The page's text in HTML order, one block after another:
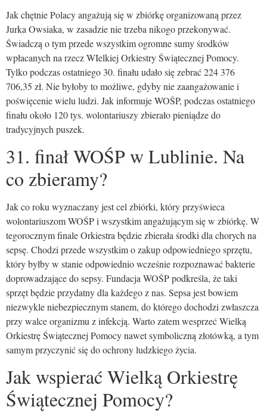
Jak chętnie Polacy angażują się w zbiórkę organizowaną przez
Jurka Owsiaka, w zasadzie nie trzeba nikogo przekonywać.
Świadczą o tym przede wszystkim ogromne sumy środków
wpłacanych na rzecz WIelkiej Orkiestry Świątecznej Pomocy.
Tylko podczas ostatniego 30. finału udało się zebrać 224 376
706,35 zł. Nie byłoby to możliwe, gdyby nie zaangażowanie i
poświęcenie wielu ludzi. Jak informuje WOŚP, podczas ostatniego
finału około 120 tys. wolontariuszy zbierało pieniądze do
tradycyjnych puszek.
31. finał WOŚP w Lublinie. Na
co zbieramy?
Jak co roku wyznaczany jest cel zbiórki, który przyświeca
wolontariuszom WOŚP i wszystkim angażującym się w zbiórkę. W
tegorocznym finale Orkiestra będzie zbierała środki dla chorych na
sepsę. Chodzi przede wszystkim o zakup odpowiedniego sprzętu,
który byłby w stanie odpowiednio wcześnie rozpoznawać bakterie
doprowadzające do sepsy. Fundacja WOŚP podkreśla, że taki
sprzęt będzie przydatny dla każdego z nas. Sepsa jest bowiem
niezwykle niebezpiecznym stanem, do którego dochodzi zwłaszcza
przy walce organizmu z infekcją. Warto zatem wesprzeć Wielką
Orkiestrę Świątecznej Pomocy nawet symboliczną złotówką, a tym
samym przyczynić się do ochrony ludzkiego życia.
Jak wspierać Wielką Orkiestrę
Świątecznej Pomocy?